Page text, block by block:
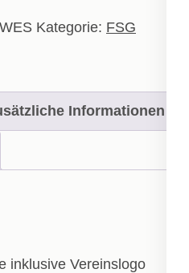
Kategorie: FSG
Informationen
inklusive Vereinslogo